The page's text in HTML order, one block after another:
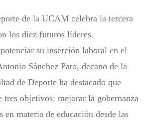
de la UCAM celebra la tercera
los diez futuros líderes
su inserción laboral en el
Sánchez Pato, decano de la
de Deporte ha destacado que
tres objetivos: mejorar la gobernanza
en materia de educación desde las